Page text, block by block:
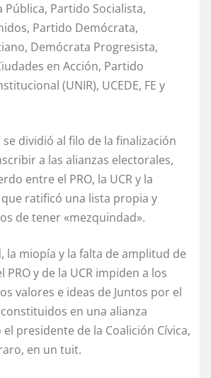
Pública, Partido Socialista,
Partido Demócrata,
Demócrata Progresista,
en Acción, Partido
(UNIR), UCEDE, FE y
se dividió al filo de la finalización
a las alianzas electorales,
entre el PRO, la UCR y la
que ratificó una lista propia y
de tener «mezquindad».
la miopía y la falta de amplitud de
y de la UCR impiden a los
valores e ideas de Juntos por el
en una alianza
presidente de la Coalición Cívica,
en un tuit.